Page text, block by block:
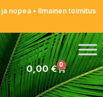
nopea • Ilmainen toimitus
0,00€ 0